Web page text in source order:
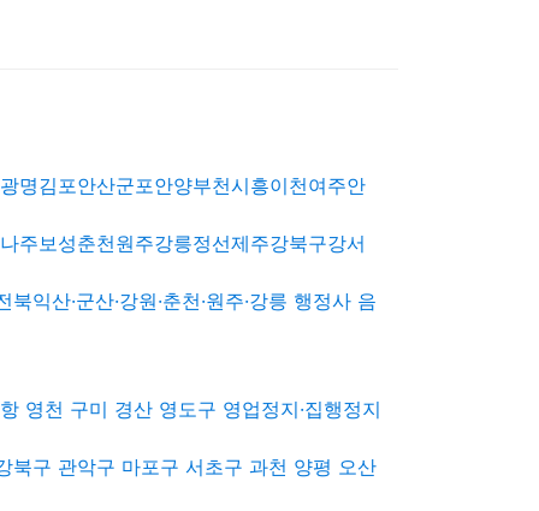
명김포안산군포안양부천시흥이천여주안
주보성춘천원주강릉정선제주강북구강서
산·군산·강원·춘천·원주·강릉 행정사 음
영천 구미 경산 영도구 영업정지·집행정지
북구 관악구 마포구 서초구 과천 양평 오산